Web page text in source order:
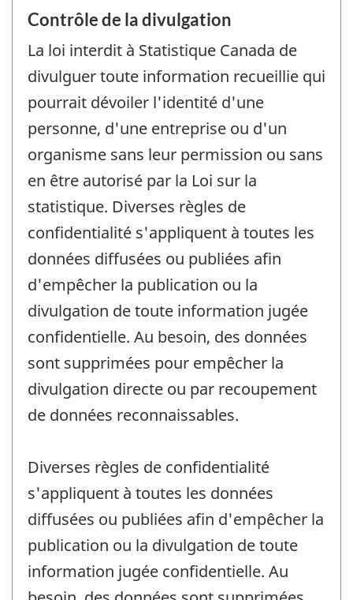
Contrôle de la divulgation
La loi interdit à Statistique Canada de
divulguer toute information recueillie qui
pourrait dévoiler l'identité d'une
personne, d'une entreprise ou d'un
organisme sans leur permission ou sans
en être autorisé par la Loi sur la
statistique. Diverses règles de
confidentialité s'appliquent à toutes les
données diffusées ou publiées afin
d'empêcher la publication ou la
divulgation de toute information jugée
confidentielle. Au besoin, des données
sont supprimées pour empêcher la
divulgation directe ou par recoupement
de données reconnaissables.
Diverses règles de confidentialité
s'appliquent à toutes les données
diffusées ou publiées afin d'empêcher la
publication ou la divulgation de toute
information jugée confidentielle. Au